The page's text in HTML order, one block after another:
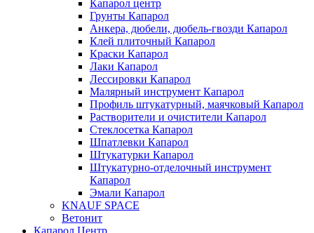
Капарол центр
Грунты Капарол
Анкера, дюбели, дюбель-гвозди Капарол
Клей плиточный Капарол
Краски Капарол
Лаки Капарол
Лессировки Капарол
Малярный инструмент Капарол
Профиль штукатурный, маячковый Капарол
Растворители и очистители Капарол
Cтеклосетка Капарол
Шпатлевки Капарол
Штукатурки Капарол
Штукатурно-отделочный инструмент
Капарол
Эмали Капарол
KNAUF SPACE
Ветонит
Капарол Центр